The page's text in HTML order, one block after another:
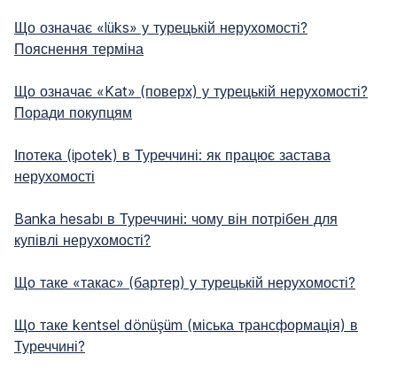
Що означає «lüks» у турецькій нерухомості?
Пояснення терміна
Що означає «Kat» (поверх) у турецькій нерухомості?
Поради покупцям
Іпотека (ipotek) в Туреччині: як працює застава
нерухомості
Banka hesabı в Туреччині: чому він потрібен для
купівлі нерухомості?
Що таке «такас» (бартер) у турецькій нерухомості?
Що таке kentsel dönüşüm (міська трансформація) в
Туреччині?